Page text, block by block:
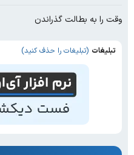
وقت را به بطالت گذراندن
تبلیغات (تبلیغات را حذف کنید)